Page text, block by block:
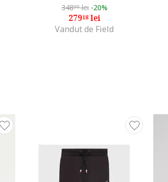
34899lei -20%
27918lei
Vandut de Field